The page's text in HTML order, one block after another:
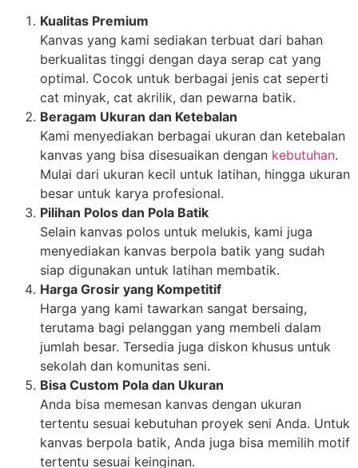
Kualitas Premium
Kanvas yang kami sediakan terbuat dari bahan
berkualitas tinggi dengan daya serap cat yang
optimal. Cocok untuk berbagai jenis cat seperti
cat minyak, cat akrilik, dan pewarna batik.
Beragam Ukuran dan Ketebalan
Kami menyediakan berbagai ukuran dan ketebalan
kanvas yang bisa disesuaikan dengan kebutuhan.
Mulai dari ukuran kecil untuk latihan, hingga ukuran
besar untuk karya profesional.
Pilihan Polos dan Pola Batik
Selain kanvas polos untuk melukis, kami juga
menyediakan kanvas berpola batik yang sudah
siap digunakan untuk latihan membatik.
Harga Grosir yang Kompetitif
Harga yang kami tawarkan sangat bersaing,
terutama bagi pelanggan yang membeli dalam
jumlah besar. Tersedia juga diskon khusus untuk
sekolah dan komunitas seni.
Bisa Custom Pola dan Ukuran
Anda bisa memesan kanvas dengan ukuran
tertentu sesuai kebutuhan proyek seni Anda. Untuk
kanvas berpola batik, Anda juga bisa memilih motif
tertentu sesuai keinginan.